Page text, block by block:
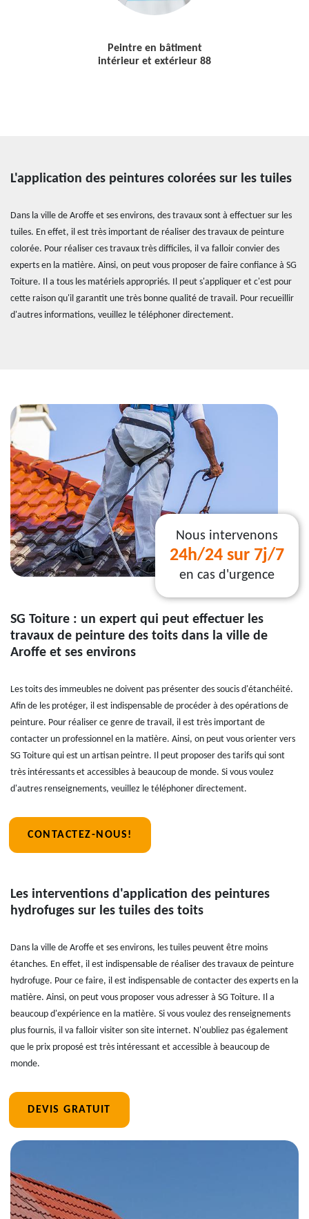
Peintre en bâtiment
intérieur et extérieur 88
L'application des peintures colorées sur les tuiles
Dans la ville de Aroffe et ses environs, des travaux sont à effectuer sur les
tuiles. En effet, il est très important de réaliser des travaux de peinture
colorée. Pour réaliser ces travaux très difficiles, il va falloir convier des
experts en la matière. Ainsi, on peut vous proposer de faire confiance à SG
Toiture. Il a tous les matériels appropriés. Il peut s'appliquer et c'est pour
cette raison qu'il garantit une très bonne qualité de travail. Pour recueillir
d'autres informations, veuillez le téléphoner directement.
Nous intervenons
24h/24 sur 7j/7
en cas d'urgence
SG Toiture : un expert qui peut effectuer les
travaux de peinture des toits dans la ville de
Aroffe et ses environs
Les toits des immeubles ne doivent pas présenter des soucis d'étanchéité.
Afin de les protéger, il est indispensable de procéder à des opérations de
peinture. Pour réaliser ce genre de travail, il est très important de
contacter un professionnel en la matière. Ainsi, on peut vous orienter vers
SG Toiture qui est un artisan peintre. Il peut proposer des tarifs qui sont
très intéressants et accessibles à beaucoup de monde. Si vous voulez
d'autres renseignements, veuillez le téléphoner directement.
CONTACTEZ-NOUS!
Les interventions d'application des peintures
hydrofuges sur les tuiles des toits
Dans la ville de Aroffe et ses environs, les tuiles peuvent être moins
étanches. En effet, il est indispensable de réaliser des travaux de peinture
hydrofuge. Pour ce faire, il est indispensable de contacter des experts en la
matière. Ainsi, on peut vous proposer vous adresser à SG Toiture. Il a
beaucoup d'expérience en la matière. Si vous voulez des renseignements
plus fournis, il va falloir visiter son site internet. N'oubliez pas également
que le prix proposé est très intéressant et accessible à beaucoup de
monde.
DEVIS GRATUIT